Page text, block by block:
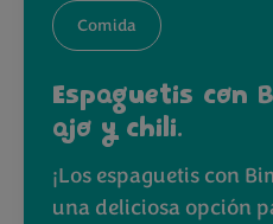
Comida
Espaguetis con
ajo y chili.
¡Los espaguetis con
una deliciosa opción